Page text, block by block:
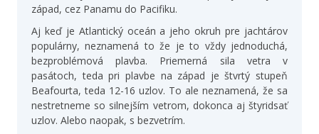
západ, cez Panamu do Pacifiku.
Aj keď je Atlantický oceán a jeho okruh pre jachtárov
populárny, neznamená to že je to vždy jednoduchá,
bezproblémová plavba. Priemerná sila vetra v
pasátoch, teda pri plavbe na západ je štvrtý stupeň
Beafourta, teda 12-16 uzlov. To ale neznamená, že sa
nestretneme so silnejším vetrom, dokonca aj štyridsať
uzlov. Alebo naopak, s bezvetrím.